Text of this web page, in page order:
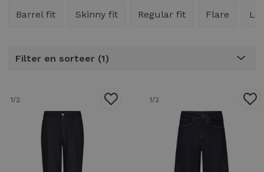
Barrel fit Skinny fit Regular fit Flare
Filter en sorteer 1
1/2 1/2